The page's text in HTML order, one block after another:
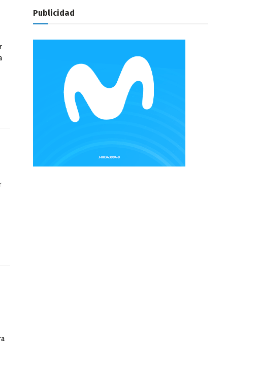
Publicidad